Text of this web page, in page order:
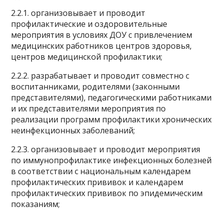
2.2.1. организовывает и проводит
профилактические и оздоровительные
мероприятия в условиях ДОУ с привлечением
медицинских работников центров здоровья,
центров медицинской профилактики;
2.2.2. разрабатывает и проводит совместно с
воспитанниками, родителями (законными
представителями), педагогическими работниками
и их представителями мероприятия по
реализации программ профилактики хронических
неинфекционных заболеваний;
2.2.3. организовывает и проводит мероприятия
по иммунопрофилактике инфекционных болезней
в соответствии с национальным календарем
профилактических прививок и календарем
профилактических прививок по эпидемическим
показаниям;